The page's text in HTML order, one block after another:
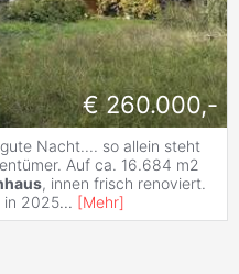
€ 260.000,-
Nacht.... so allein steht
Auf ca. 16.684 m2
, innen frisch renoviert.
in 2025... [Mehr]